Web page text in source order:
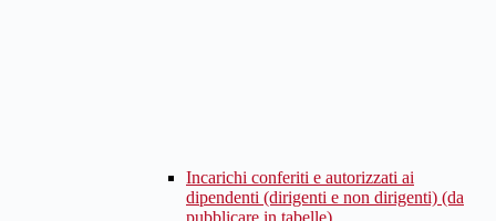
Incarichi conferiti e autorizzati ai
dipendenti (dirigenti e non dirigenti) (da